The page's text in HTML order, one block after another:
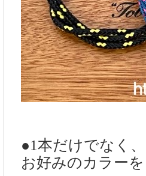
●1本だけでなく
お好みのカラー